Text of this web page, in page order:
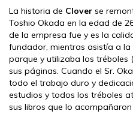
La historia de Clover se
Toshio Okada en la edad de
de la empresa fue y es la
fundador, mientras asistía a la
parque y utilizaba los tréboles
sus páginas. Cuando el Sr.
todo el trabajo duro y
estudios y todos los tréboles
sus libros que lo acompañaron